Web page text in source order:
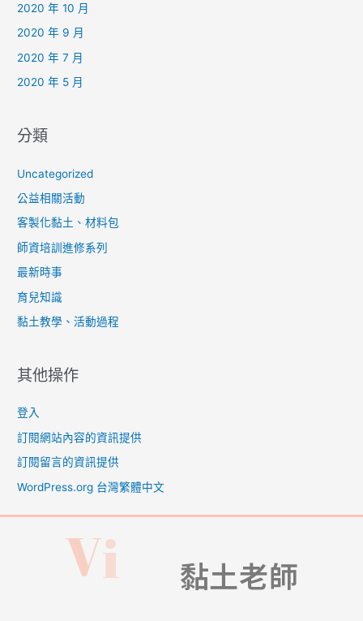
2020 年 10 月
2020 年 9 月
2020 年 7 月
2020 年 5 月
分類
Uncategorized
公益相關活動
客製化黏土、材料包
師資培訓進修系列
最新時事
育兒知識
黏土教學、活動過程
其他操作
登入
訂閱網站內容的資訊提供
訂閱留言的資訊提供
WordPress.org 台灣繁體中文
Vi 黏土老師